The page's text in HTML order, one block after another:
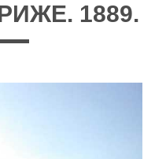
1889.